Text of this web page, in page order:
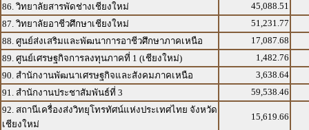
86. วิทยาลัยสารพัดช่างเชียงใหม่
45,088.51
87. วิทยาลัยอาชีวศึกษาเชียงใหม่
51,231.77
88. ศูนย์ส่งเสริมและพัฒนาการอาชีวศึกษาภาคเหนือ
17,087.68
89. ศูนย์เศรษฐกิจการลงทุนภาคที่ 1 (เชียงใหม่)
1,482.76
90. สำนักงานพัฒนาเศรษฐกิจและสังคมภาคเหนือ
3,638.64
91. สำนักงานประชาสัมพันธ์ที่ 3
59,538.46
92. สถานีเครื่องส่งวิทยุโทรทัศน์แห่งประเทศไทย จังหวัด
เชียงใหม่
15,619.66